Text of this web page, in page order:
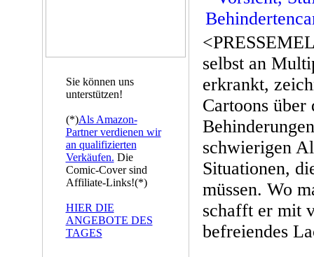
Sie können uns
unterstützen!
(*)Als Amazon-
Partner verdienen wir
an qualifizierten
Verkäufen. Die
Comic-Cover sind
Affiliate-Links!(*)
HIER DIE
ANGEBOTE DES
TAGES
selbst an
erkrankt,
Cartoons über
schwierigen
Situationen,
müssen. Wo
schafft er mit
befreiendes